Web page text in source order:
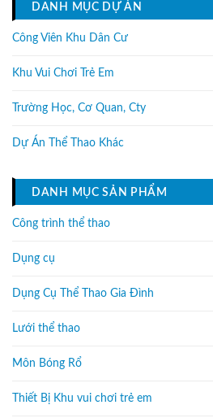
DANH MỤC DỰ ÁN
Công Viên Khu Dân Cư
Khu Vui Chơi Trẻ Em
Trường Học, Cơ Quan, Cty
Dự Án Thể Thao Khác
DANH MỤC SẢN PHẨM
Công trình thể thao
Dụng cụ
Dụng Cụ Thể Thao Gia Đình
Lưới thể thao
Môn Bóng Rổ
Thiết Bị Khu vui chơi trẻ em